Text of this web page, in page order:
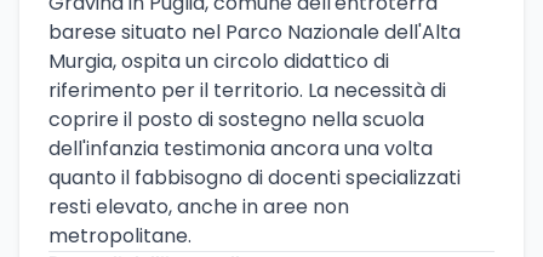
barese situato nel Parco Nazionale dell'Alta
Murgia, ospita un circolo didattico di
riferimento per il territorio. La necessità di
coprire il posto di sostegno nella scuola
dell'infanzia testimonia ancora una volta
quanto il fabbisogno di docenti specializzati
resti elevato, anche in aree non
metropolitane.